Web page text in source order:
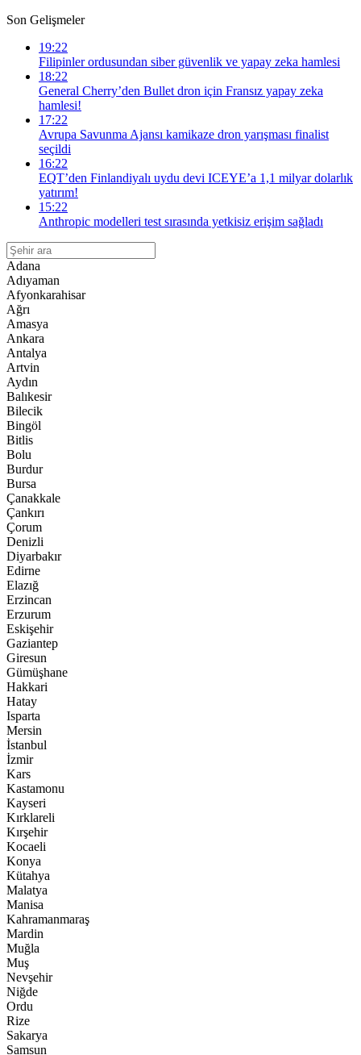
Son Gelişmeler
19:22
Filipinler ordusundan siber güvenlik ve yapay zeka hamlesi
18:22
General Cherry’den Bullet dron için Fransız yapay zeka
hamlesi!
17:22
Avrupa Savunma Ajansı kamikaze dron yarışması finalist
seçildi
16:22
EQT’den Finlandiyalı uydu devi ICEYE’a 1,1 milyar dolarlık
yatırım!
15:22
Anthropic modelleri test sırasında yetkisiz erişim sağladı
Adana
Adıyaman
Afyonkarahisar
Ağrı
Amasya
Ankara
Antalya
Artvin
Aydın
Balıkesir
Bilecik
Bingöl
Bitlis
Bolu
Burdur
Bursa
Çanakkale
Çankırı
Çorum
Denizli
Diyarbakır
Edirne
Elazığ
Erzincan
Erzurum
Eskişehir
Gaziantep
Giresun
Gümüşhane
Hakkari
Hatay
Isparta
Mersin
İstanbul
İzmir
Kars
Kastamonu
Kayseri
Kırklareli
Kırşehir
Kocaeli
Konya
Kütahya
Malatya
Manisa
Kahramanmaraş
Mardin
Muğla
Muş
Nevşehir
Niğde
Ordu
Rize
Sakarya
Samsun